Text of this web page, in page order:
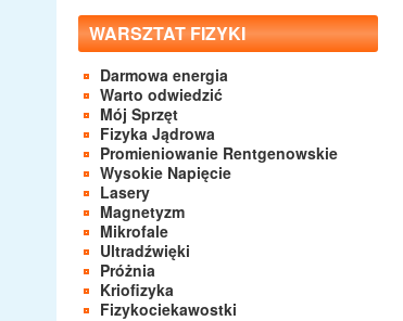
WARSZTAT FIZYKI
Darmowa energia
Warto odwiedzić
Mój Sprzęt
Fizyka Jądrowa
Promieniowanie Rentgenowskie
Wysokie Napięcie
Lasery
Magnetyzm
Mikrofale
Ultradźwięki
Próżnia
Kriofizyka
Fizykociekawostki